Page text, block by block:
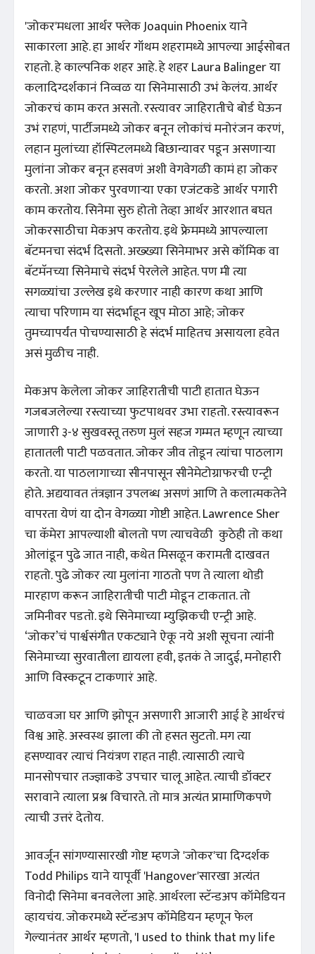
'जोकर'मधला आर्थर फ्लेक Joaquin Phoenix याने
साकारला आहे. हा आर्थर गॉथम शहरामध्ये आपल्या आईसोबत
राहतो. हे काल्पनिक शहर आहे. हे शहर Laura Balinger या
कलादिग्दर्शकानं निव्वळ या सिनेमासाठी उभं केलंय. आर्थर
जोकरचं काम करत असतो. रस्त्यावर जाहिरातीचे बोर्ड घेऊन
उभं राहणं, पार्टीजमध्ये जोकर बनून लोकांचं मनोरंजन करणं,
लहान मुलांच्या हॉस्पिटलमध्ये बिछान्यावर पडून असणाऱ्या
मुलांना जोकर बनून हसवणं अशी वेगवेगळी कामं हा जोकर
करतो. अशा जोकर पुरवणाऱ्या एका एजंटकडे आर्थर पगारी
काम करतोय. सिनेमा सुरु होतो तेव्हा आर्थर आरशात बघत
जोकरसाठीचा मेकअप करतोय. इथे फ्रेममध्ये आपल्याला
बॅटमनचा संदर्भ दिसतो. अख्ख्या सिनेमाभर असे कॉमिक वा
बॅटमॅनच्या सिनेमाचे संदर्भ पेरलेले आहेत. पण मी त्या
सगळ्यांचा उल्लेख इथे करणार नाही कारण कथा आणि
त्याचा परिणाम या संदर्भाहून खूप मोठा आहे; जोकर
तुमच्यापर्यंत पोचण्यासाठी हे संदर्भ माहितच असायला हवेत
असं मुळीच नाही.
मेकअप केलेला जोकर जाहिरातीची पाटी हातात घेऊन
गजबजलेल्या रस्त्याच्या फुटपाथवर उभा राहतो. रस्त्यावरून
जाणारी ३-४ सुखवस्तू तरुण मुलं सहज गम्मत म्हणून त्याच्या
हातातली पाटी पळवतात. जोकर जीव तोडून त्यांचा पाठलाग
करतो. या पाठलागाच्या सीनपासून सीनेमेटोग्राफरची एन्ट्री
होते. अद्ययावत तंत्रज्ञान उपलब्ध असणं आणि ते कलात्मकतेने
वापरता येणं या दोन वेगळ्या गोष्टी आहेत. Lawrence Sher
चा कॅमेरा आपल्याशी बोलतो पण त्याचवेळी कुठेही तो कथा
ओलांडून पुढे जात नाही, कथेत मिसळून करामती दाखवत
राहतो. पुढे जोकर त्या मुलांना गाठतो पण ते त्याला थोडी
मारहाण करून जाहिरातीची पाटी मोडून टाकतात. तो
जमिनीवर पडतो. इथे सिनेमाच्या म्युझिकची एन्ट्री आहे.
‘जोकर’चं पार्श्वसंगीत एकट्याने ऐकू नये अशी सूचना त्यांनी
सिनेमाच्या सुरवातीला द्यायला हवी, इतकं ते जादुई, मनोहारी
आणि विस्कटून टाकणारं आहे.
चाळवजा घर आणि झोपून असणारी आजारी आई हे आर्थरचं
विश्व आहे. अस्वस्थ झाला की तो हसत सुटतो. मग त्या
हसण्यावर त्याचं नियंत्रण राहत नाही. त्यासाठी त्याचे
मानसोपचार तज्ज्ञाकडे उपचार चालू आहेत. त्याची डॉक्टर
सरावाने त्याला प्रश्न विचारते. तो मात्र अत्यंत प्रामाणिकपणे
त्याची उत्तरं देतोय.
आवर्जून सांगण्यासारखी गोष्ट म्हणजे 'जोकर'चा दिग्दर्शक
Todd Philips याने यापूर्वी 'Hangover'सारखा अत्यंत
विनोदी सिनेमा बनवलेला आहे. आर्थरला स्टॅन्डअप कॉमेडियन
व्हायचंय. जोकरमध्ये स्टॅन्डअप कॉमेडियन म्हणून फेल
गेल्यानंतर आर्थर म्हणतो, 'I used to think that my life